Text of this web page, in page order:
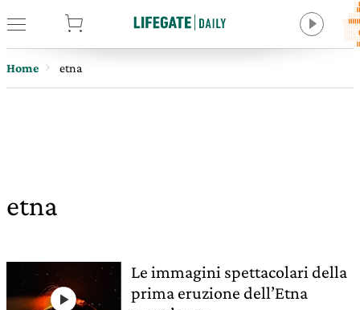
Home etna
etna
Le immagini spettacolari della
prima eruzione dell’Etna